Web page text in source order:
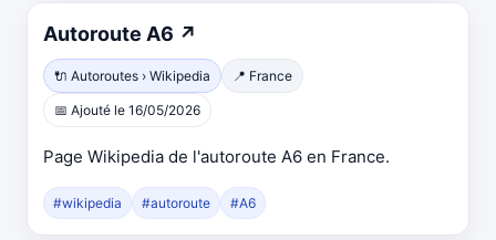
Autoroute A6 ↗
🔌 Autoroutes › Wikipedia 📍 France
📅 Ajouté le 16/05/2026
Page Wikipedia de l'autoroute A6 en France.
#wikipedia #autoroute #A6